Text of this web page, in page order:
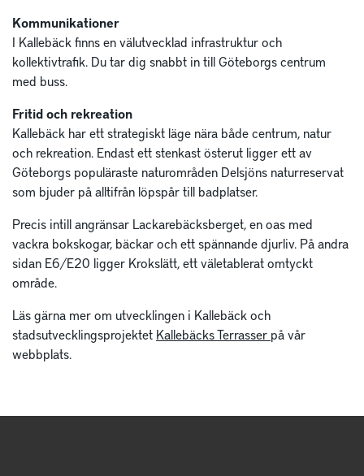
Kommunikationer
I Kallebäck finns en välutvecklad infrastruktur och
kollektivtrafik. Du tar dig snabbt in till Göteborgs centrum
med buss.
Fritid och rekreation
Kallebäck har ett strategiskt läge nära både centrum, natur
och rekreation. Endast ett stenkast österut ligger ett av
Göteborgs populäraste naturområden Delsjöns naturreservat
som bjuder på alltifrån löpspår till badplatser.
Precis intill angränsar Lackarebäcksberget, en oas med
vackra bokskogar, bäckar och ett spännande djurliv. På andra
sidan E6/E20 ligger Krokslätt, ett väletablerat omtyckt
område.
Läs gärna mer om utvecklingen i Kallebäck och
stadsutvecklingsprojektet Kallebäcks Terrasser på vår
webbplats.